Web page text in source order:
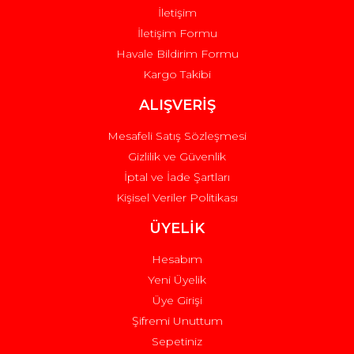
Gönder
İletişim
İletişim Formu
Havale Bildirim Formu
Kargo Takibi
ALIŞVERİŞ
Mesafeli Satış Sözleşmesi
Gizlilik ve Güvenlik
İptal ve İade Şartları
Kişisel Veriler Politikası
ÜYELİK
Hesabım
Yeni Üyelik
Üye Girişi
Şifremi Unuttum
Sepetiniz